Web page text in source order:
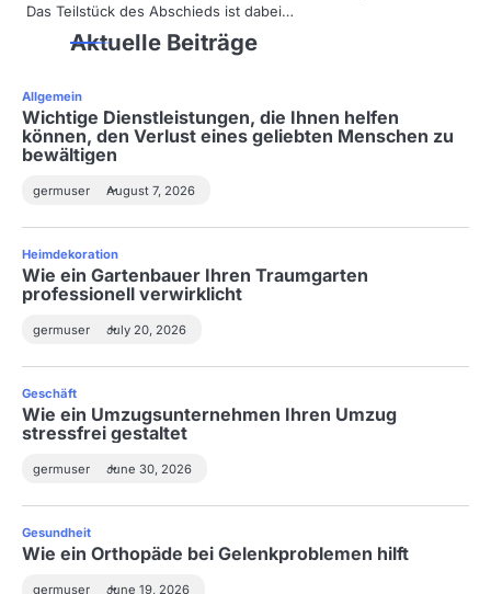
Das Teilstück des Abschieds ist dabei…
Aktuelle Beiträge
Allgemein
Wichtige Dienstleistungen, die Ihnen helfen
können, den Verlust eines geliebten Menschen zu
bewältigen
germuser August 7, 2026
Heimdekoration
Wie ein Gartenbauer Ihren Traumgarten
professionell verwirklicht
germuser July 20, 2026
Geschäft
Wie ein Umzugsunternehmen Ihren Umzug
stressfrei gestaltet
germuser June 30, 2026
Gesundheit
Wie ein Orthopäde bei Gelenkproblemen hilft
germuser June 19, 2026